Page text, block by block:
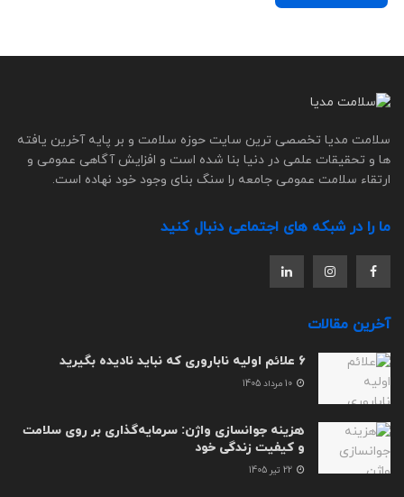
سلامت مدیا تخصصی ترین سایت حوزه سلامت و بر پایه آخرین یافته
ها و تحقیقات علمی در دنیا بنا شده است و افزایش آگاهی عمومی و
ارتقاء سلامت عمومی جامعه را سنگ بنای وجود خود نهاده است.
ما را در شبکه های اجتماعی دنبال کنید
آخرین مقالات
6 علائم اولیه ناباروری که نباید نادیده بگیرید
هزینه جوانسازی واژن: سرمایه‌گذاری بر روی سلامت
و کیفیت زندگی خود